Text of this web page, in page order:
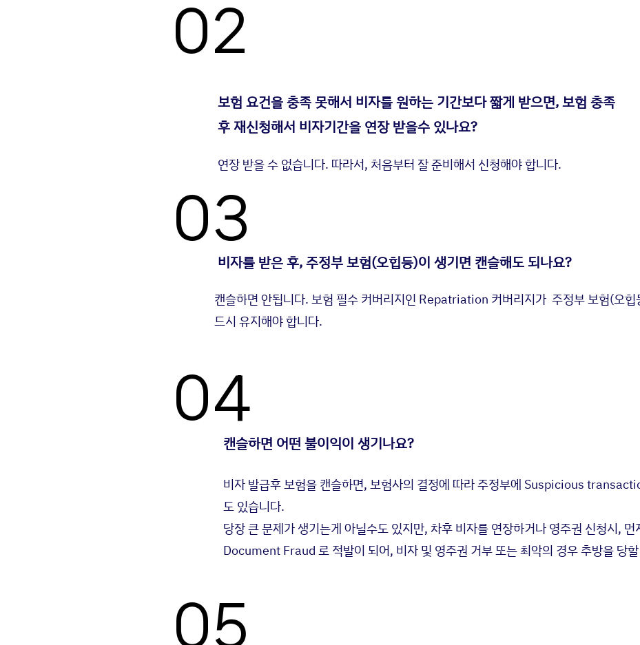
02
보험 요건을 충족 못해서 비자를 원하는 기간보다 짧게 받으면, 보험 충족
후 재신청해서 비자기간을 연장 받을수 있나요?
연장 받을 수 없습니다. 따라서, 처음부터 잘 준비해서 신청해야 합니다.
03
비자를 받은 후, 주정부 보험(오힙등)이 생기면 캔슬해도 되나요?
캔슬하면 안됩니다. 보험 필수 커버리지인 Repatriation 커버리지가 주정부 보험(오힙
드시 유지해야 합니다.
04
캔슬하면 어떤 불이익이 생기나요?
비자 발급후 보험을 캔슬하면, 보험사의 결정에 따라 주정부에 Suspicious
도 있습니다.
당장 큰 문제가 생기는게 아닐수도 있지만, 차후 비자를 연장하거나 영주권 신청시,
Document Fraud 로 적발이 되어, 비자 및 영주권 거부 또는 최악의 경우 추방을 당
05